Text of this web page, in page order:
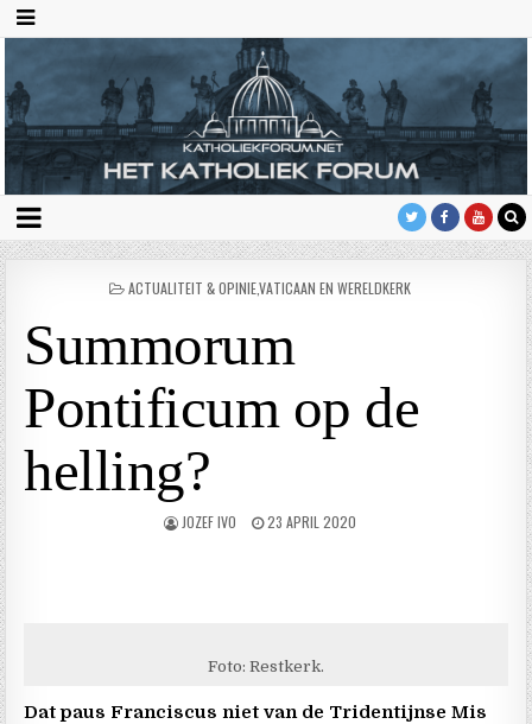
GEPLAATST
ACTUALITEIT & OPINIEVATICAAN EN WERELDKERK
Summorum
Pontificum op de
helling?
JOZEF IVO 23 APRIL 2020
Foto: Restkerk.
Dat paus Franciscus niet van de Tridentijnse Mis